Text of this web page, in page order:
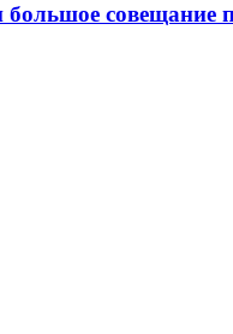
совещание